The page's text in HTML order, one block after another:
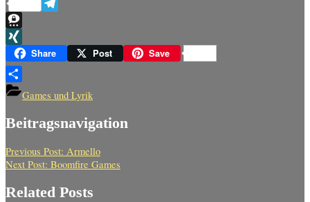
Reddit
Telegram
Threema
XINGShare Post Save
TeilenGames und Lyrik
Beitragsnavigation
Previous Post: Armello
Next Post: Boomfire Games
Related Posts